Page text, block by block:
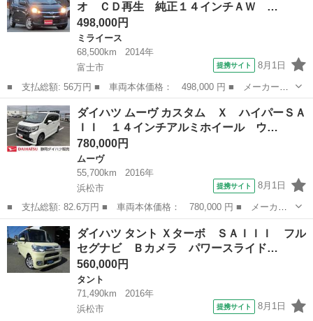
Ｐ／Ｓ Ａ／Ｃ サ...オ ＣＤ再生 純正１４インチＡＷ …
498,000円
ミライース
68,500km
2014年
富士市
提携サイト 8月1日
■ 支払総額: 56万円 ■ 車両本体価格： 498,000 円 ■ メーカー
名： ダイハツ ■ 車種名： ミライース ■ グレード名： Ｘ Ｓ
Ａ 純正オーディオ ＣＤ再生 純正１４インチＡＷ アイドリング
ストップ スマー...
静岡 富士市 ミライース
ダイハツ ムーヴ カスタム Ｘ ハイパーＳＡ
ＩＩ １４インチアルミホイール ウ…
780,000円
ムーヴ
55,700km
2016年
浜松市
提携サイト 8月1日
■ 支払総額: 82.6万円 ■ 車両本体価格： 780,000 円 ■ メーカー
名： ダイハツ ■ 車種名： ムーヴ ■ グレード名： カスタム
Ｘ ハイパーＳＡＩＩ １４インチアルミホイール ウレタンインパ
ネセンターシ...
静岡 浜松市 ムーヴ
ダイハツ タント Ｘターボ ＳＡＩＩＩ フル
セグナビ Ｂカメラ パワースライド…
560,000円
タント
71,490km
2016年
浜松市
提携サイト 8月1日